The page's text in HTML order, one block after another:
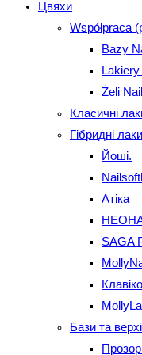
Цвяхи
Współpraca
Bazy
Żeli
Класичні
Гібридні лаки
Йоші.
Атіка
SAGA
Бази та